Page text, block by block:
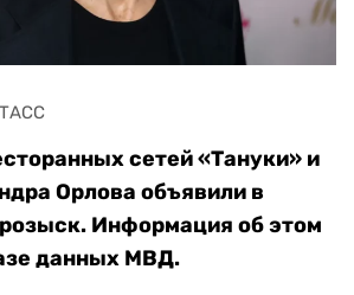
сетей «Тануки» и
Орлова объявили в
Информация об этом
данных МВД.